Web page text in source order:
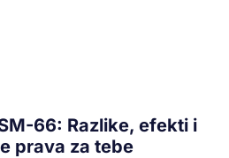
66: Razlike, efekti i
prava za tebe